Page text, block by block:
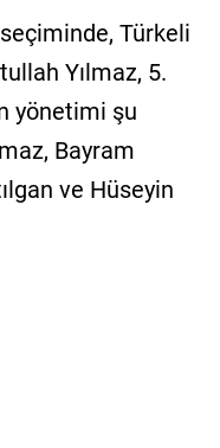
Türkeli
Yılmaz, 5.
yönetimi şu
Bayram
ve Hüseyin